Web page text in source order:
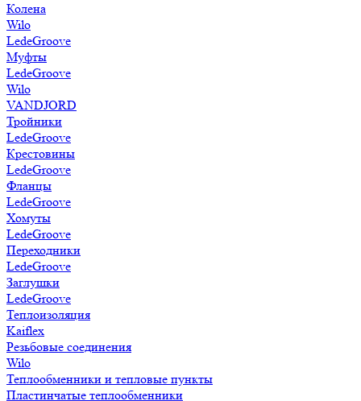
Колена
Wilo
LedeGroove
Муфты
LedeGroove
Wilo
VANDJORD
Тройники
LedeGroove
Крестовины
LedeGroove
Фланцы
LedeGroove
Хомуты
LedeGroove
Переходники
LedeGroove
Заглушки
LedeGroove
Теплоизоляция
Kaiflex
Резьбовые соединения
Wilo
Теплообменники и тепловые пункты
Пластинчатые теплообменники